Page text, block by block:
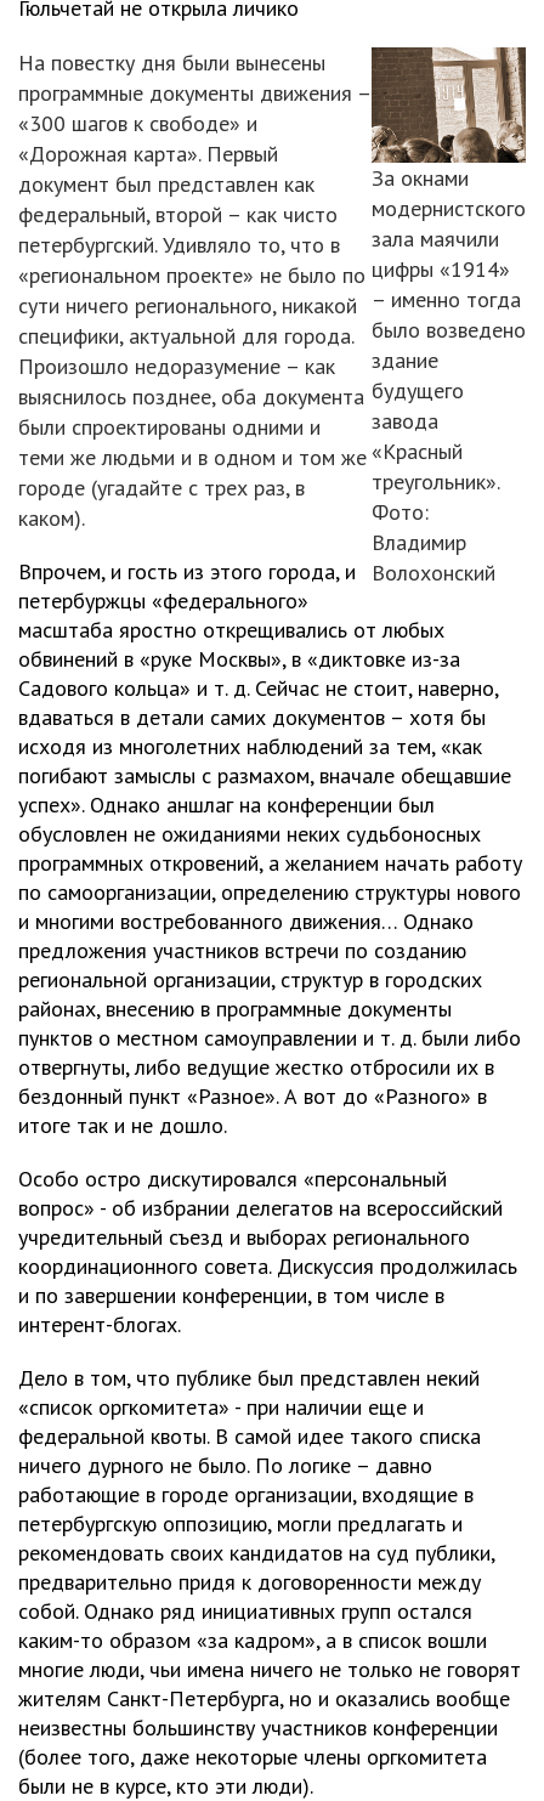
Гюльчетай не открыла личико
За окнами
модернистского
зала маячили
цифры «1914»
– именно тогда
было возведено
здание
будущего
завода
«Красный
треугольник».
Фото:
Владимир
Волохонский
На повестку дня были вынесены
программные документы движения –
«300 шагов к свободе» и
«Дорожная карта». Первый
документ был представлен как
федеральный, второй – как чисто
петербургский. Удивляло то, что в
«региональном проекте» не было по
сути ничего регионального, никакой
специфики, актуальной для города.
Произошло недоразумение – как
выяснилось позднее, оба документа
были спроектированы одними и
теми же людьми и в одном и том же
городе (угадайте с трех раз, в
каком).
Впрочем, и гость из этого города, и
петербуржцы «федерального»
масштаба яростно открещивались от любых
обвинений в «руке Москвы», в «диктовке из-за
Садового кольца» и т. д. Сейчас не стоит, наверно,
вдаваться в детали самих документов – хотя бы
исходя из многолетних наблюдений за тем, «как
погибают замыслы с размахом, вначале обещавшие
успех». Однако аншлаг на конференции был
обусловлен не ожиданиями неких судьбоносных
программных откровений, а желанием начать работу
по самоорганизации, определению структуры нового
и многими востребованного движения… Однако
предложения участников встречи по созданию
региональной организации, структур в городских
районах, внесению в программные документы
пунктов о местном самоуправлении и т. д. были либо
отвергнуты, либо ведущие жестко отбросили их в
бездонный пункт «Разное». А вот до «Разного» в
итоге так и не дошло.
Особо остро дискутировался «персональный
вопрос» - об избрании делегатов на всероссийский
учредительный съезд и выборах регионального
координационного совета. Дискуссия продолжилась
и по завершении конференции, в том числе в
интерент-блогах.
Дело в том, что публике был представлен некий
«список оргкомитета» - при наличии еще и
федеральной квоты. В самой идее такого списка
ничего дурного не было. По логике – давно
работающие в городе организации, входящие в
петербургскую оппозицию, могли предлагать и
рекомендовать своих кандидатов на суд публики,
предварительно придя к договоренности между
собой. Однако ряд инициативных групп остался
каким-то образом «за кадром», а в список вошли
многие люди, чьи имена ничего не только не говорят
жителям Санкт-Петербурга, но и оказались вообще
неизвестны большинству участников конференции
(более того, даже некоторые члены оргкомитета
были не в курсе, кто эти люди).